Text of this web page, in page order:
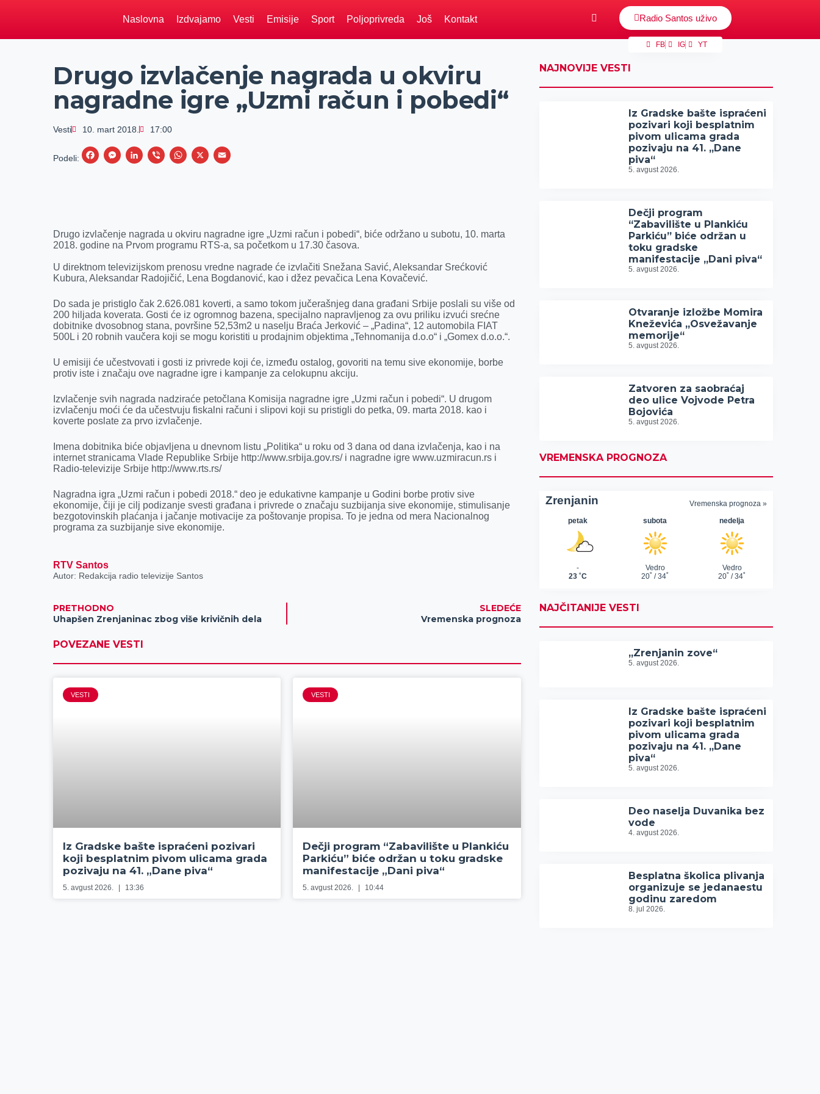
Naslovna Izdvajamo Vesti Emisije Sport Poljoprivreda Još Kontakt Radio Santos uživo
FB IG YT
Drugo izvlačenje nagrada u okviru
nagradne igre „Uzmi račun i pobedi“
Vesti 10. mart 2018. 17:00
Podeli:
F
o
k
M
n
e
L
d
n
V
W
A
p
X
Drugo izvlačenje nagrada u okviru nagradne igre „Uzmi račun i pobedi“, biće održano u subotu, 10. marta
2018. godine na Prvom programu RTS-a, sa početkom u 17.30 časova.
U direktnom televizijskom prenosu vredne nagrade će izvlačiti Snežana Savić, Aleksandar Srećković
Kubura, Aleksandar Radojičić, Lena Bogdanović, kao i džez pevačica Lena Kovačević.
Do sada je pristiglo čak 2.626.081 koverti, a samo tokom jučerašnjeg dana građani Srbije poslali su više od
200 hiljada koverata. Gosti će iz ogromnog bazena, specijalno napravljenog za ovu priliku izvući srećne
dobitnike dvosobnog stana, površine 52,53m2 u naselju Braća Jerković – „Padina“, 12 automobila FIAT
500L i 20 robnih vaučera koji se mogu koristiti u prodajnim objektima „Tehnomanija d.o.o“ i „Gomex d.o.o.“.
U emisiji će učestvovati i gosti iz privrede koji će, između ostalog, govoriti na temu sive ekonomije, borbe
protiv iste i značaju ove nagradne igre i kampanje za celokupnu akciju.
Izvlačenje svih nagrada nadziraće petočlana Komisija nagradne igre „Uzmi račun i pobedi“. U drugom
izvlačenju moći će da učestvuju fiskalni računi i slipovi koji su pristigli do petka, 09. marta 2018. kao i
koverte poslate za prvo izvlačenje.
Imena dobitnika biće objavljena u dnevnom listu „Politika“ u roku od 3 dana od dana izvlačenja, kao i na
internet stranicama Vlade Republike Srbije http://www.srbija.gov.rs/ i nagradne igre www.uzmiracun.rs i
Radio-televizije Srbije http://www.rts.rs/
Nagradna igra „Uzmi račun i pobedi 2018.“ deo je edukativne kampanje u Godini borbe protiv sive
ekonomije, čiji je cilj podizanje svesti građana i privrede o značaju suzbijanja sive ekonomije, stimulisanje
bezgotovinskih plaćanja i jačanje motivacije za poštovanje propisa. To je jedna od mera Nacionalnog
programa za suzbijanje sive ekonomije.
RTV Santos
Autor: Redakcija radio televizije Santos
PRETHODNO
Uhapšen Zrenjaninac zbog više krivičnih dela
SLEDEĆE
Vremenska prognoza
POVEZANE VESTI
VESTI
Iz Gradske bašte ispraćeni pozivari
koji besplatnim pivom ulicama grada
pozivaju na 41. „Dane piva“
5. avgust 2026. 13:36
VESTI
Dečji program “Zabavilište u Plankiću
Parkiću” biće održan u toku gradske
manifestacije „Dani piva“
5. avgust 2026. 10:44
NAJNOVIJE VESTI
Iz Gradske bašte ispraćeni
pozivari koji besplatnim
pivom ulicama grada
pozivaju na 41. „Dane
piva“
5. avgust 2026.
Dečji program
“Zabavilište u Plankiću
Parkiću” biće održan u
toku gradske
manifestacije „Dani piva“
5. avgust 2026.
Otvaranje izložbe Momira
Kneževića „Osvežavanje
memorije“
5. avgust 2026.
Zatvoren za saobraćaj
deo ulice Vojvode Petra
Bojovića
5. avgust 2026.
VREMENSKA PROGNOZA
NAJČITANIJE VESTI
„Zrenjanin zove“
5. avgust 2026.
Iz Gradske bašte ispraćeni
pozivari koji besplatnim
pivom ulicama grada
pozivaju na 41. „Dane
piva“
5. avgust 2026.
Deo naselja Duvanika bez
vode
4. avgust 2026.
Besplatna školica plivanja
organizuje se jedanaestu
godinu zaredom
8. jul 2026.